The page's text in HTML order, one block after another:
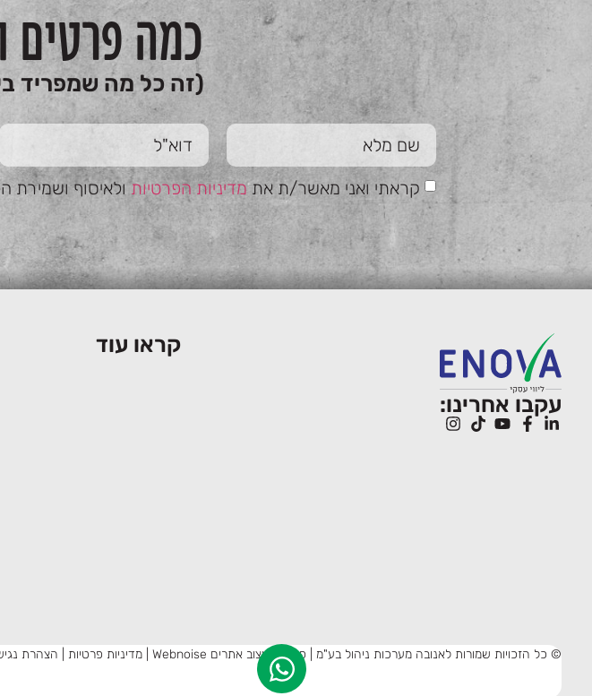
כמה פרטים
(זה כל מה שמפריד
קראתי ואני מאשר/ת אתמדיניות הפרטיותולאיסוף ושמירת
עקבו אחרינו:
קראו עוד
© כל הזכויות שמורות לאנובה מערכות ניהול בע"מ | פיתוח ועיצוב אתרים Webnoise
| מדיניות פרטיות| הצהרת